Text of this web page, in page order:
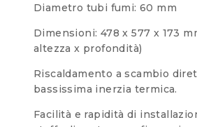
Diametro tubi fumi: 60 mm
Dimensioni: 478 x 577 x 173
altezza x profondità)
Riscaldamento a scambio
bassissima inerzia termica.
Facilità e rapidità di